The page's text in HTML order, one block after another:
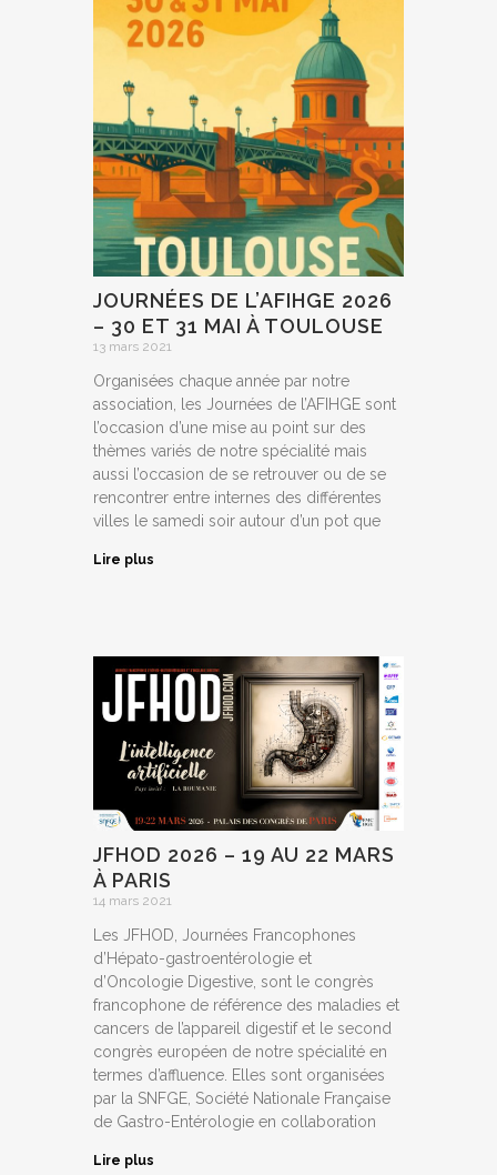
JOURNÉES DE L’AFIHGE 2026
– 30 ET 31 MAI À TOULOUSE
13 mars 2021
Organisées chaque année par notre
association, les Journées de l’AFIHGE sont
l’occasion d’une mise au point sur des
thèmes variés de notre spécialité mais
aussi l’occasion de se retrouver ou de se
rencontrer entre internes des différentes
villes le samedi soir autour d’un pot que
Lire plus
JFHOD 2026 – 19 AU 22 MARS
À PARIS
14 mars 2021
Les JFHOD, Journées Francophones
d’Hépato-gastroentérologie et
d’Oncologie Digestive, sont le congrès
francophone de référence des maladies et
cancers de l’appareil digestif et le second
congrès européen de notre spécialité en
termes d’affluence. Elles sont organisées
par la SNFGE, Société Nationale Française
de Gastro-Entérologie en collaboration
Lire plus